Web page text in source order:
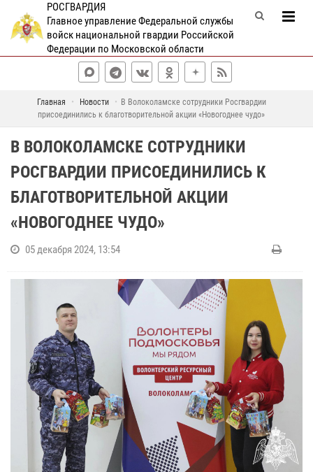
РОСГВАРДИЯ
Главное управление Федеральной службы
войск национальной гвардии Российской
Федерации по Московской области
Главная Новости
В Волоколамске сотрудники Росгвардии
присоединились к благотворительной акции «Новогоднее чудо»
В ВОЛОКОЛАМСКЕ СОТРУДНИКИ
РОСГВАРДИИ ПРИСОЕДИНИЛИСЬ К
БЛАГОТВОРИТЕЛЬНОЙ АКЦИИ
«НОВОГОДНЕЕ ЧУДО»
05 декабря 2024, 13:54